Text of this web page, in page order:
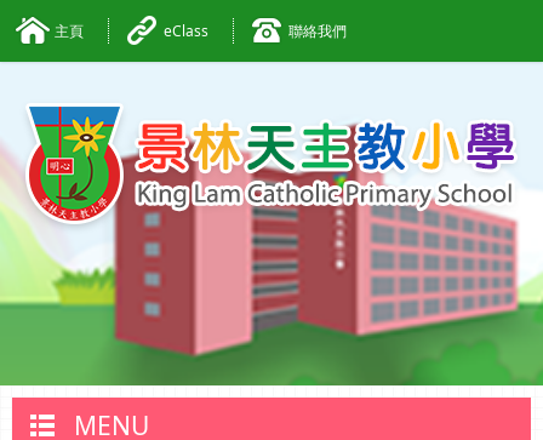
主頁 eClass 聯絡我們
MENU